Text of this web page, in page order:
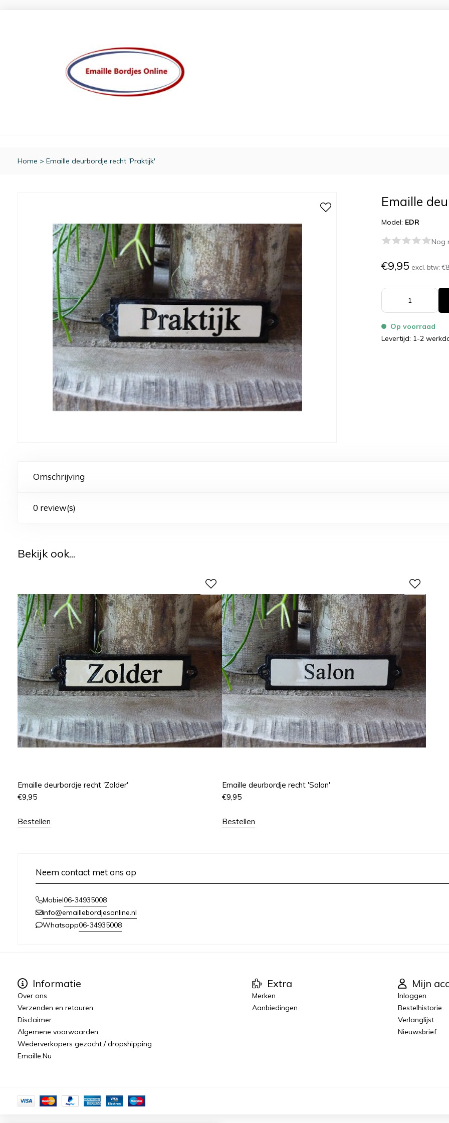
Home > Emaille deurbordje recht 'Praktijk'
Emaille
Model: EDR
Nog
€9,95 excl. btw:
Op voorraad
Levertijd: 1-2
Omschrijving
0 review(s)
Bekijk ook...
Emaille deurbordje recht 'Zolder'
€9,95
Bestellen
Emaille deurbordje recht 'Salon'
€9,95
Bestellen
Neem contact met ons op
Mobiel06-34935008
info@emaillebordjesonline.nl
Whatsapp06-34935008
Informatie
Over ons
Verzenden en retouren
Disclaimer
Algemene voorwaarden
Wederverkopers gezocht / dropshipping
Emaille.Nu
Extra
Merken
Aanbiedingen
Mijn
Inloggen
Bestelhistorie
Verlanglijst
Nieuwsbrief